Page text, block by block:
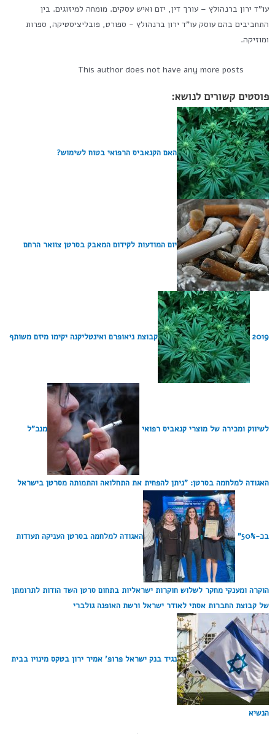
עו”ד ירון ברנהולץ – עורך דין, יזם ואיש עסקים. מומחה למיזוגים. בין
התחביבים בהם עוסק עו"ד ירון ברנהולץ - ספורט, פובליציסטיקה, ספרות
ומוזיקה.
This author does not have any more posts
פוסטים קשורים לנושא:
האם הקנאביס הרפואי בטוח לשימוש?
יום המודעות לקידום המאבק בסרטן צוואר הרחם
2019 קבוצת ניאופרם ואינטליקנה יקימו מיזם משותף
לשיווק ומכירה של מוצרי קנאביס רפואי מנכ"ל
האגודה למלחמה בסרטן: "ניתן להפחית את התחלואה והתמותה מסרטן בישראל
בכ-50%" האגודה למלחמה בסרטן העניקה תעודות
הוקרה ומענקי מחקר לשלוש חוקרות ישראליות בתחום סרטן השד הודות לתרומתן
של קבוצת החברות אסתי לאודר ישראל ורשת האופנה גולברי
נגיד בנק ישראל פרופ' אמיר ירון בטקס מינויו בבית
הנשיא